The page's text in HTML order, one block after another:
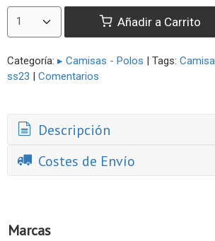
Marcas
Añadir a Carrito
Categoría: ▸ Camisas - Polos | Tags: Camisa
ss23 | Comentarios
Descripción
Costes de Envío